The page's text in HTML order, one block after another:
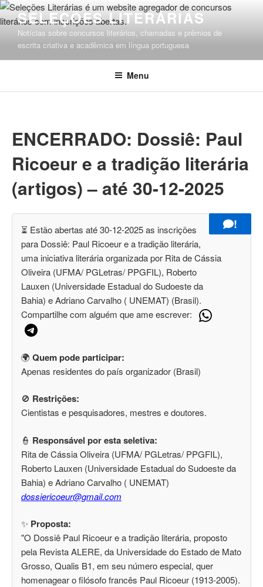
Pular
para
conteúdo
SELEÇÕES LITERÁRIAS
Notícias sobre concursos literários, chamadas e prêmios de
escrita criativa e acadêmica em língua portuguesa
Menu
ENCERRADO: Dossiê: Paul
Ricoeur e a tradição literária
(artigos) – até 30-12-2025
!
⏳ Estão abertas até 30-12-2025 as inscrições
para Dossiê: Paul Ricoeur e a tradição literária,
uma iniciativa literária organizada por Rita de Cássia
Oliveira (UFMA/ PGLetras/ PPGFIL), Roberto
Lauxen (Universidade Estadual do Sudoeste da
Bahia) e Adriano Carvalho ( UNEMAT) (Brasil).
Compartilhe com alguém que ame escrever:
🌍 Quem pode participar:
Apenas residentes do país organizador (Brasil)
🚫 Restrições:
Cientistas e pesquisadores, mestres e doutores.
👮 Responsável por esta seletiva:
Rita de Cássia Oliveira (UFMA/ PGLetras/ PPGFIL),
Roberto Lauxen (Universidade Estadual do Sudoeste da
Bahia) e Adriano Carvalho ( UNEMAT)
dossiericoeur@gmail.com
✨ Proposta:
"O Dossiê Paul Ricoeur e a tradição literária, proposto
pela Revista ALERE, da Universidade do Estado de Mato
Grosso, Qualis B1, em seu número especial, quer
homenagear o filósofo francês Paul Ricoeur (1913-2005).